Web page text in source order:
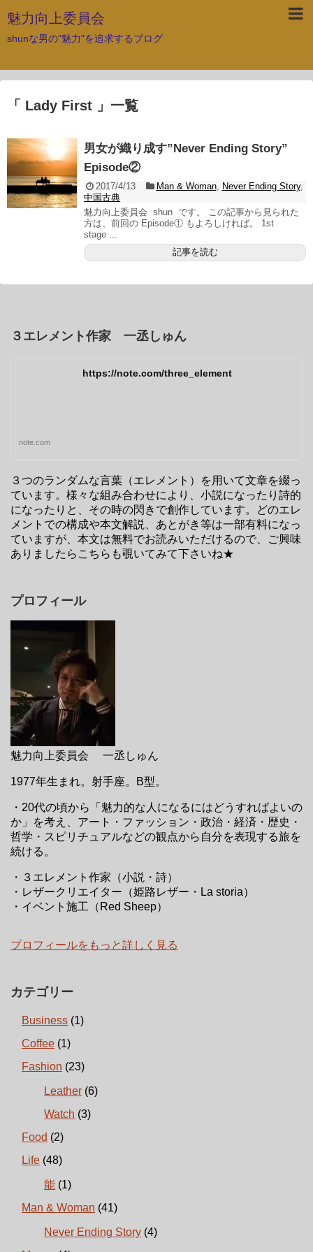
魅力向上委員会
shunな男の"魅力"を追求するブログ
「 Lady First 」一覧
男女が織り成す”Never Ending Story”
Episode②
2017/4/13 Man & Woman, Never Ending Story,
中国古典
魅力向上委員会 shun です。 この記事から見られた
方は、前回の Episode① もよろしければ。 1st
stage ...
記事を読む
３エレメント作家 一丞しゅん
https://note.com/three_element
note.com
３つのランダムな言葉（エレメント）を用いて文章を綴っ
ています。様々な組み合わせにより、小説になったり詩的
になったりと、その時の閃きで創作しています。どのエレ
メントでの構成や本文解説、あとがき等は一部有料になっ
ていますが、本文は無料でお読みいただけるので、ご興味
ありましたらこちらも覗いてみて下さいね★
プロフィール
魅力向上委員会 一丞しゅん
1977年生まれ。射手座。B型。
・20代の頃から「魅力的な人になるにはどうすればよいの
か」を考え、アート・ファッション・政治・経済・歴史・
哲学・スピリチュアルなどの観点から自分を表現する旅を
続ける。
・３エレメント作家（小説・詩）
・レザークリエイター（姫路レザー・La storia）
・イベント施工（Red Sheep）
プロフィールをもっと詳しく見る
カテゴリー
Business (1)
Coffee (1)
Fashion (23)
Leather (6)
Watch (3)
Food (2)
Life (48)
能 (1)
Man & Woman (41)
Never Ending Story (4)